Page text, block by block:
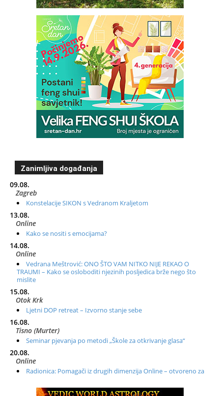
Zanimljiva događanja
09.08.
Zagreb
Konstelacije SIKON s Vedranom Kraljetom
13.08.
Online
Kako se nositi s emocijama?
14.08.
Online
Vedrana Meštrović: ONO ŠTO VAM NITKO NIJE REKAO O
TRAUMI – Kako se osloboditi njezinih posljedica brže nego što
mislite
15.08.
Otok Krk
Ljetni DOP retreat – Izvorno stanje sebe
16.08.
Tisno (Murter)
Seminar pjevanja po metodi „Škole za otkrivanje glasa“
20.08.
Online
Radionica: Pomagači iz drugih dimenzija Online – otvoreno za